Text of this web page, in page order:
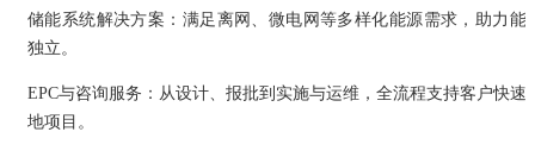
储能系统解决方案：满足离网、微电网等多样化能源需求，助力能
独立。
EPC与咨询服务：从设计、报批到实施与运维，全流程支持客户快速
地项目。